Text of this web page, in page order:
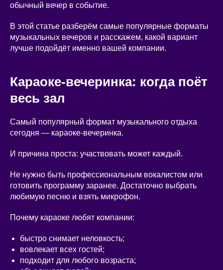
обычный вечер в событие.
В этой статье разберём самые популярные форматы
музыкальных вечеров и расскажем, какой вариант
лучше подойдёт именно вашей компании.
Караоке-вечеринка: когда поёт
весь зал
Самый популярный формат музыкального отдыха
сегодня — караоке-вечеринка.
И причина проста: участвовать может каждый.
Не нужно быть профессиональным вокалистом или
готовить программу заранее. Достаточно выбрать
любимую песню и взять микрофон.
Почему караоке любят компании:
быстро снимает неловкость;
вовлекает всех гостей;
подходит для любого возраста;